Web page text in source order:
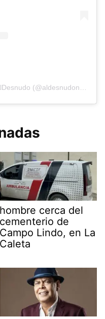
Una publicación compartida de AlDesnudo (@aldesnudonoticias)
hombre cerca del
cementerio de
Campo Lindo, en La
Caleta